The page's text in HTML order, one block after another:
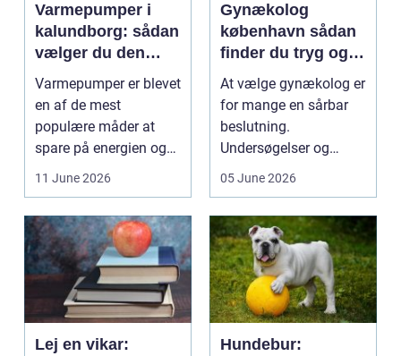
Varmepumper i
kalundborg: sådan
vælger du den
rigtige løsning
Varmepumper er blevet
en af de mest
populære måder at
spare på energien og
få et bedre indeklima
11 June 2026
Gynækolog
københavn sådan
finder du tryg og
professionel hjælp
At vælge gynækolog er
for mange en sårbar
beslutning.
Undersøgelser og
behandlinger foregår i
05 June 2026
Lej en vikar:
Hundebur: